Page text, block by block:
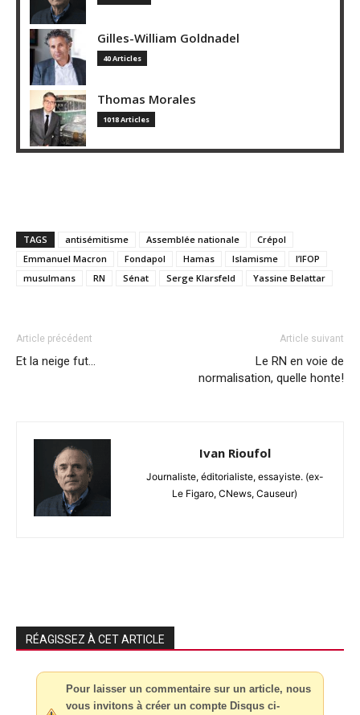
Gilles-William Goldnadel
40 Articles
Thomas Morales
1018 Articles
TAGS antisémitisme Assemblée nationale
Crépol
Emmanuel Macron
Fondapol Hamas Islamisme
l’IFOP
musulmans
RN Sénat Serge Klarsfeld Yassine Belattar
Article précédent
Et la neige fut…
Article suivant
Le RN en voie de
normalisation, quelle honte!
Ivan Rioufol
Journaliste, éditorialiste, essayiste. (ex-
Le Figaro, CNews, Causeur)
RÉAGISSEZ À CET ARTICLE
Pour laisser un commentaire sur un article, nous
vous invitons à créer un compte Disqus ci-